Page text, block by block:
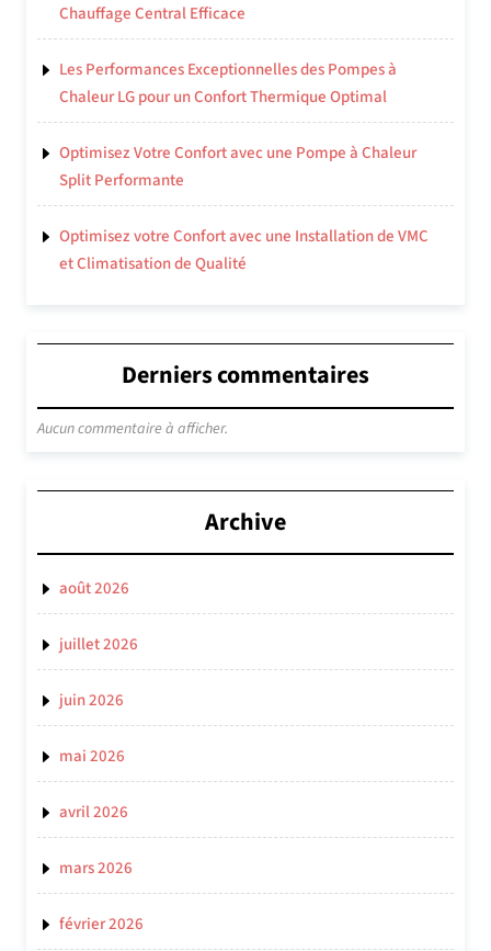
Chauffage Central Efficace
Les Performances Exceptionnelles des Pompes à
Chaleur LG pour un Confort Thermique Optimal
Optimisez Votre Confort avec une Pompe à Chaleur
Split Performante
Optimisez votre Confort avec une Installation de VMC
et Climatisation de Qualité
Derniers commentaires
Aucun commentaire à afficher.
Archive
août 2026
juillet 2026
juin 2026
mai 2026
avril 2026
mars 2026
février 2026